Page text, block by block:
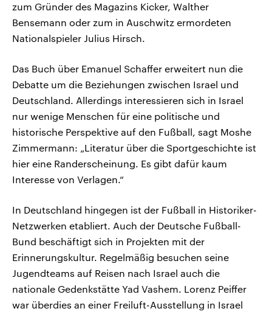
zum Gründer des Magazins Kicker, Walther
Bensemann oder zum in Auschwitz ermordeten
Nationalspieler Julius Hirsch.
Das Buch über Emanuel Schaffer erweitert nun die
Debatte um die Beziehungen zwischen Israel und
Deutschland. Allerdings interessieren sich in Israel
nur wenige Menschen für eine politische und
historische Perspektive auf den Fußball, sagt Moshe
Zimmermann: „Literatur über die Sportgeschichte ist
hier eine Randerscheinung. Es gibt dafür kaum
Interesse von Verlagen.“
In Deutschland hingegen ist der Fußball in Historiker-
Netzwerken etabliert. Auch der Deutsche Fußball-
Bund beschäftigt sich in Projekten mit der
Erinnerungskultur. Regelmäßig besuchen seine
Jugendteams auf Reisen nach Israel auch die
nationale Gedenkstätte Yad Vashem. Lorenz Peiffer
war überdies an einer Freiluft-Ausstellung in Israel